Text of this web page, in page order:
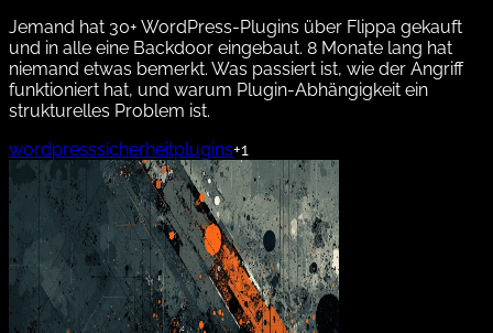
Jemand hat 30+ WordPress-Plugins über Flippa gekauft
und in alle eine Backdoor eingebaut. 8 Monate lang hat
niemand etwas bemerkt. Was passiert ist, wie der Angriff
funktioniert hat, und warum Plugin-Abhängigkeit ein
strukturelles Problem ist.
wordpresssicherheitplugins+1